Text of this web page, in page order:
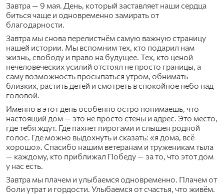
Завтра — 9 мая. День, который заставляет наши сердца
биться чаще и одновременно замирать от
благодарности.
Завтра мы снова перелистнём самую важную страницу
нашей истории. Мы вспомним тех, кто подарил нам
жизнь, свободу и право на будущее. Тех, кто ценой
нечеловеческих усилий отстоял не просто границы, а
саму возможность просыпаться утром, обнимать
близких, растить детей и смотреть в спокойное небо над
головой.
Именно в этот день особенно остро понимаешь, что
настоящий дом — это не просто стены и адрес. Это место,
где тебя ждут. Где пахнет пирогами и слышен родной
голос. Где можно выдохнуть и сказать: «я дома, всё
хорошо». Спасибо нашим ветеранам и труженикам тыла
— каждому, кто приближал Победу — за то, что этот дом
у нас есть.
Завтра мы плачем и улыбаемся одновременно. Плачем от
боли утрат и гордости. Улыбаемся от счастья, что живём.